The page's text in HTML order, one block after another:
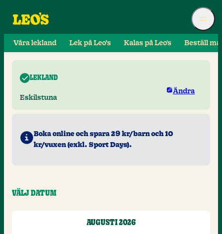
Våra lekland Lek på Leo’s Kalas på Leo's Beställ
LEKLAND
Eskilstuna
Ändra
Boka online och spara 29 kr/barn och 10
kr/vuxen (exkl. Sport Days).
VÄLJ DATUM
AUGUSTI 2026